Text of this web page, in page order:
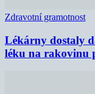
Zdravotní gramotnost
Lékárny dostaly
léku na rakovinu